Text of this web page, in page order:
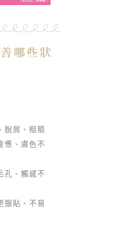
哪些狀
脫屑、粗糙
憊、膚色不
孔、觸感不
服貼、不易